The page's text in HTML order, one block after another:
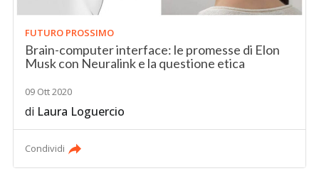
FUTURO PROSSIMO
Brain-computer interface: le promesse di Elon
Musk con Neuralink e la questione etica
09 Ott 2020
di Laura Loguercio
Condividi